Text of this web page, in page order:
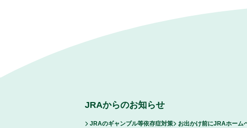
JRAからのお知らせ
JRAのギャンブル等依存症対策 お出かけ前にJRAホーム